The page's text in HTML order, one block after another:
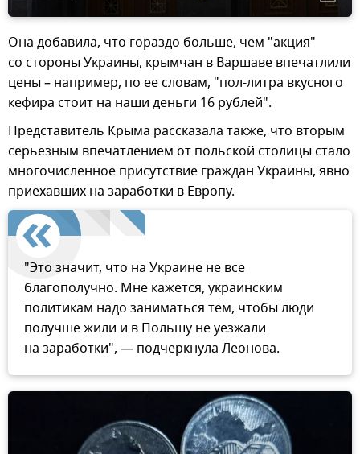
Она добавила, что гораздо больше, чем "акция"
со стороны Украины, крымчан в Варшаве впечатлили
цены – например, по ее словам, "пол-литра вкусного
кефира стоит на наши деньги 16 рублей".
Представитель Крыма рассказала также, что вторым
серьезным впечатлением от польской столицы стало
многочисленное присутствие граждан Украины, явно
приехавших на заработки в Европу.
"Это значит, что на Украине не все
благополучно. Мне кажется, украинским
политикам надо заниматься тем, чтобы люди
получше жили и в Польшу не уезжали
на заработки", — подчеркнула Леонова.